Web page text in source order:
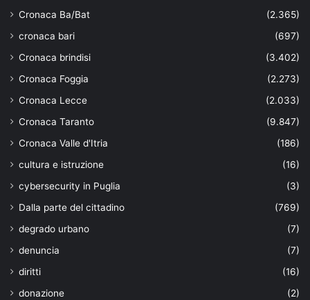
Cronaca Ba/Bat
(2.365)
cronaca bari
(697)
Cronaca brindisi
(3.402)
Cronaca Foggia
(2.273)
Cronaca Lecce
(2.033)
Cronaca Taranto
(9.847)
Cronaca Valle d'Itria
(186)
cultura e istruzione
(16)
cybersecurity in Puglia
(3)
Dalla parte del cittadino
(769)
degrado urbano
(7)
denuncia
(7)
diritti
(16)
donazione
(2)